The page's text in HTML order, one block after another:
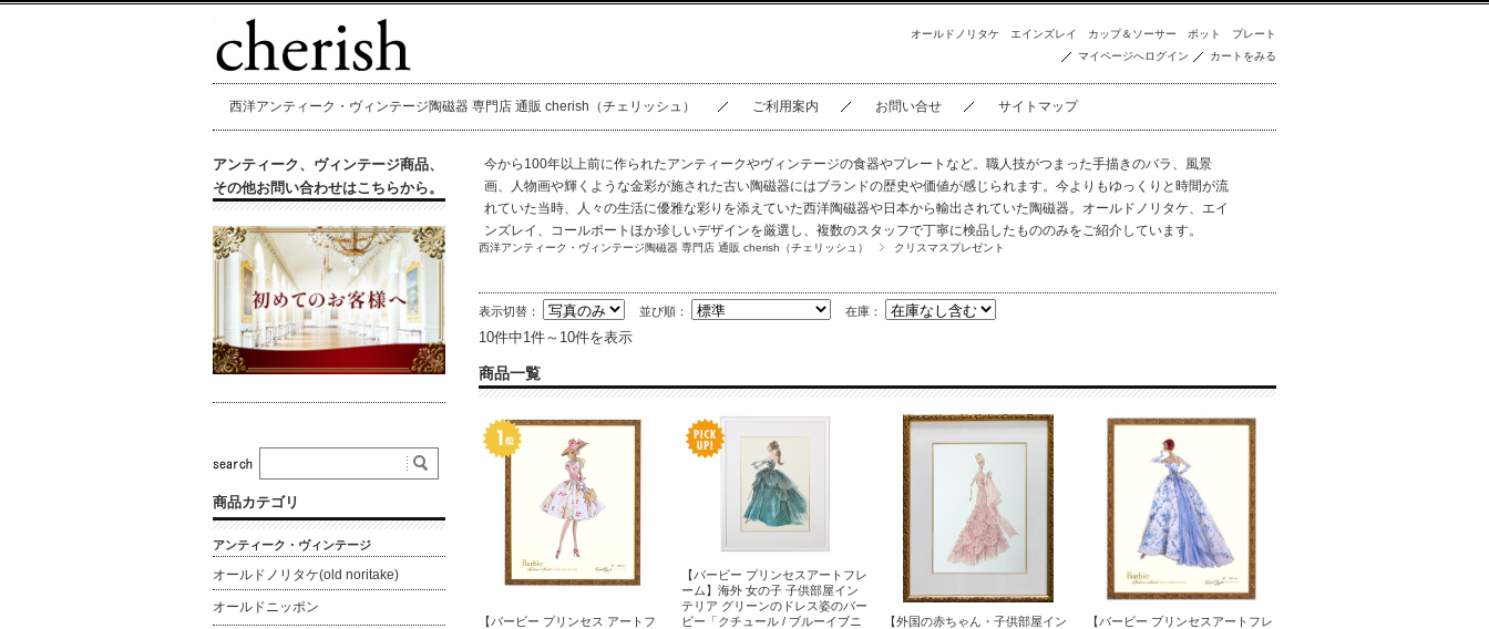
オールドノリタケ エインズレイ カップ＆ソーサー ポット
プレート
マイページへログイン
カートをみる
西洋アンティーク・ヴィンテージ陶磁器 専門店 通販 cherish（チェリッシュ） ご利用案内 お問い合せ サイトマップ
今から100年以上前に作られたアンティークやヴィンテージの食器やプレートなど。職人技がつまった手描きのバラ、風景
画、人物画や輝くような金彩が施された古い陶磁器にはブランドの歴史や価値が感じられます。今よりもゆっくりと時間が流
れていた当時、人々の生活に優雅な彩りを添えていた西洋陶磁器や日本から輸出されていた陶磁器。オールドノリタケ、エイ
ンズレイ、コールポートほか珍しいデザインを厳選し、複数のスタッフで丁寧に検品したもののみをご紹介しています。
西洋アンティーク・ヴィンテージ陶磁器 専門店 通販 cherish（チェリッシュ） クリスマスプレゼント
表示切替： 並び順： 在庫：
10件中1件～10件を表示
商品一覧
【バービー プリンセス アートフ
【バービー プリンセスアートフレ
ーム】海外 女の子 子供部屋イン
テリア グリーンのドレス姿のバー
ビー「クチュール / ブルーイブニ
【外国の赤ちゃん・子供部屋イン
【バービー プリンセスアートフレ
アンティーク、ヴィンテージ商品、
その他お問い合わせはこちらから。
商品カテゴリ
アンティーク・ヴィンテージ
オールドノリタケ(old noritake)
オールドニッポン